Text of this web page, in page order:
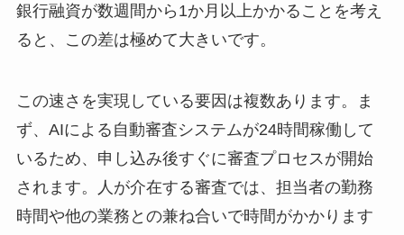
銀行融資が数週間から1か月以上かかることを考え
ると、この差は極めて大きいです。
この速さを実現している要因は複数あります。ま
ず、AIによる自動審査システムが24時間稼働して
いるため、申し込み後すぐに審査プロセスが開始
されます。人が介在する審査では、担当者の勤務
時間や他の業務との兼ね合いで時間がかかります